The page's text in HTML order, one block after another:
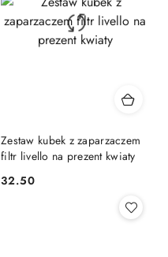
Zestaw kubek z zaparzaczem
filtr livello na prezent kwiaty
Cena:
32.50